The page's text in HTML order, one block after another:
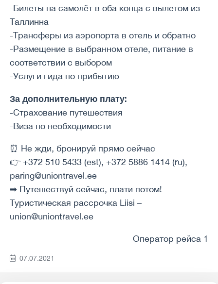
-Билеты на самолёт в оба конца с вылетом из
Таллинна
-Трансферы из аэропорта в отель и обратно
-Размещение в выбранном отеле, питание в
соответствии с выбором
-Услуги гида по прибытию
За дополнительную плату:
-Страхование путешествия
-Виза по необходимости
⏰ Не жди, бронируй прямо сейчас
👉 +372 510 5433 (est), +372 5886 1414 (ru),
paring@uniontravel.ee
➡ Путешествуй сейчас, плати потом!
Туристическая рассрочка Liisi –
union@uniontravel.ee
Оператор рейса 1
07.07.2021